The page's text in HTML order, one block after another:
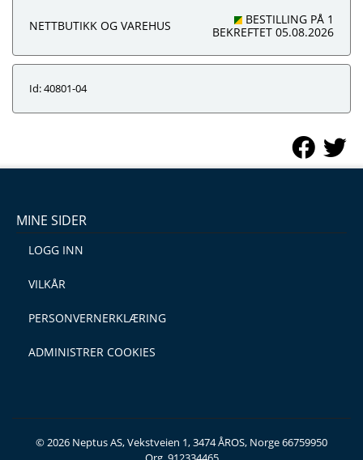
NETTBUTIKK OG VAREHUS
BESTILLING PÅ 1
BEKREFTET 05.08.2026
Id: 40801-04
MINE SIDER
LOGG INN
VILKÅR
PERSONVERNERKLÆRING
ADMINISTRER COOKIES
© 2026 Neptus AS, Vekstveien 1, 3474 ÅROS, Norge 66759950